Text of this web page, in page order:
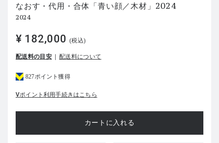
なおす・代用・合体「青い顔／木材」2024
2024
¥ 182,000 (税込)
配送料の目安 配送料について
827ポイント獲得
Vポイント利用手続きはこちら